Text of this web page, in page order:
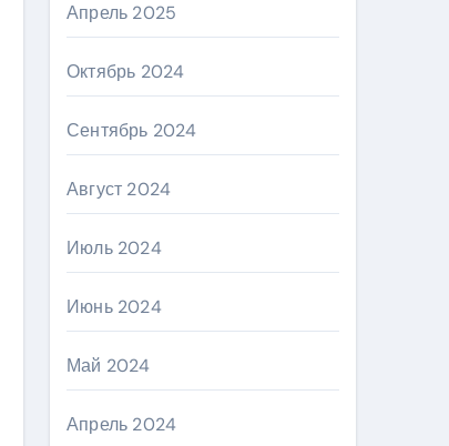
Апрель 2025
Октябрь 2024
Сентябрь 2024
Август 2024
Июль 2024
Июнь 2024
Май 2024
Апрель 2024